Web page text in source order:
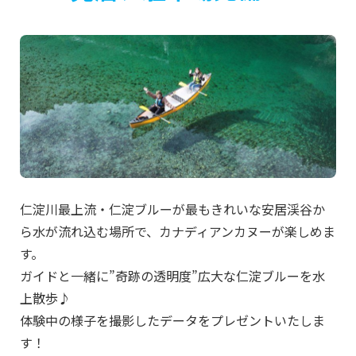
仁淀川最上流・仁淀ブルーが最もきれいな安居渓谷か
ら水が流れ込む場所で、カナディアンカヌーが楽しめま
す
ガイドと一緒に”奇跡の透明度”広大な仁淀ブルーを水
上散歩♪
体験中の様子を撮影したデータをプレゼントいたしま
す！